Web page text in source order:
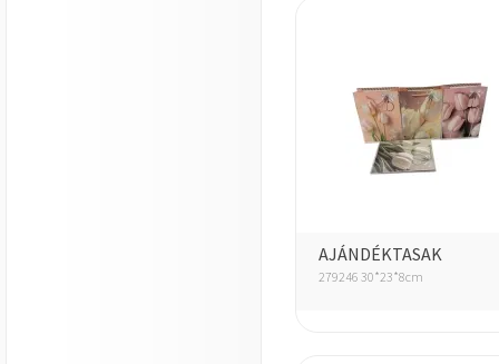
AJÁNDÉKTASAK
279246 30*23*8cm